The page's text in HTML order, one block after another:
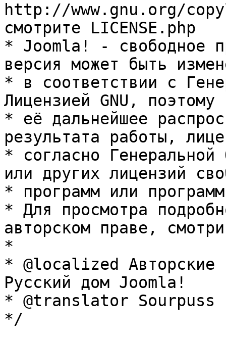
http://www.gnu.org/
смотрите LICENSE.php
* Joomla! - свободное
версия может быть
* в соответствии с
Лицензией GNU, поэтому
* её дальнейшее
результата работы,
* согласно Генеральной
или других лицензий
* программ или
* Для просмотра
авторском праве,
*
* @localized Авторские
Русский дом Joomla!
* @translator Sourpuss
*/